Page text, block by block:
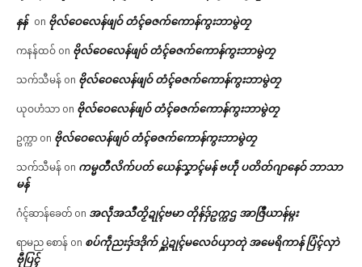
နန် on ဗိုလ်ဝေလေန်ဖျဝ် တံၚ်ဓဇက်ကောန်ကွးဘာမွဲတၠ
ကနန်ထဝ် on ဗိုလ်ဝေလေန်ဖျဝ် တံၚ်ဓဇက်ကောန်ကွးဘာမွဲတၠ
သက်သီမန် on ဗိုလ်ဝေလေန်ဖျဝ် တံၚ်ဓဇက်ကောန်ကွးဘာမွဲတၠ
ယုဝဟံသာ on ဗိုလ်ဝေလေန်ဖျဝ် တံၚ်ဓဇက်ကောန်ကွးဘာမွဲတၠ
ဥက္ကာ on ဗိုလ်ဝေလေန်ဖျဝ် တံၚ်ဓဇက်ကောန်ကွးဘာမွဲတၠ
သက်သီမန် on ကမ္မတဳလိက်ပတ် ယေန်သၞာၚ်မန် ဗဟဵု ပတိတ်ဂျာနေဝ် ဘာသာ
မန်
ဂံၚ်ဆာန်ခေတ် on အလဵုအသဳတၟိဍုၚ်ဗမာ တိုန်ဒှ်ဥက္ကဌ အာဇြဳယာန်မ္ဂး
ရာမည စောန် on စပ်ကဵုညးဒှ်ဒဒိုက် ပ္ဋဲဍုၚ်မလေဝ်ယှာတုဲ အမေရိကာန် ပြံၚ်လှာဲ
ဗီုပြၚ်